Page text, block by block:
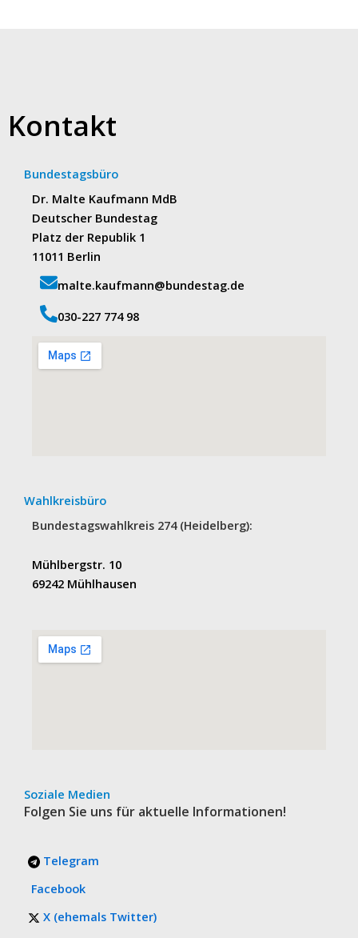
Kontakt
Bundestagsbüro
Dr. Malte Kaufmann MdB
Deutscher Bundestag
Platz der Republik 1
11011 Berlin
malte.kaufmann@bundestag.de
‭030-227 774 98‬
Wahlkreisbüro
Bundestagswahlkreis 274 (Heidelberg):
Mühlbergstr. 10
69242 Mühlhausen
Soziale Medien
Folgen Sie uns für aktuelle Informationen!
Telegram
Facebook
X (ehemals Twitter)